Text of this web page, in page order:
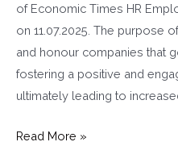
of Economic Times HR
on 11.07.2025. The purpose
and honour companies that
fostering a positive and
ultimately leading to
Read More »